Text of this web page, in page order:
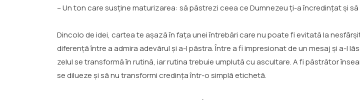
– Un ton care susține maturizarea: să păstrezi ceea ce Dumnezeu ți-a încredințat și
Dincolo de idei, cartea te așază în fața unei întrebări care nu poate fi evitată la
diferență între a admira adevărul și a-l păstra. Între a fi impresionat de un mesaj și a-l
zelul se transformă în rutină, iar rutina trebuie umplută cu ascultare. A fi păstrător
se dilueze și să nu transformi credința într-o simplă etichetă.